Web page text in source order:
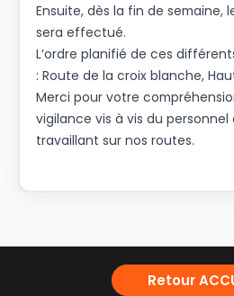
Ensuite, dès la fin de semaine,
sera effectué.
L’ordre planifié de ces
: Route de la croix blanche,
Merci pour votre
vigilance vis à vis du personnel
travaillant sur nos routes.
Retour